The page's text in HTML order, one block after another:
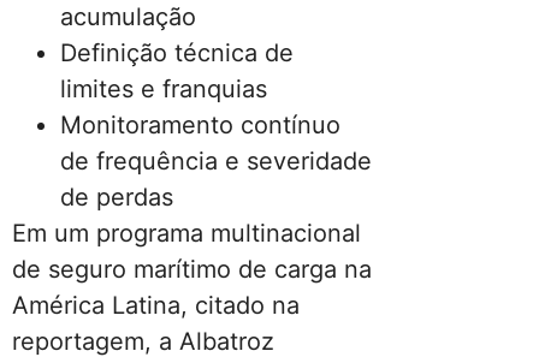
acumulação
Definição técnica de
limites e franquias
Monitoramento contínuo
de frequência e severidade
de perdas
Em um programa multinacional
de seguro marítimo de carga na
América Latina, citado na
reportagem, a Albatroz